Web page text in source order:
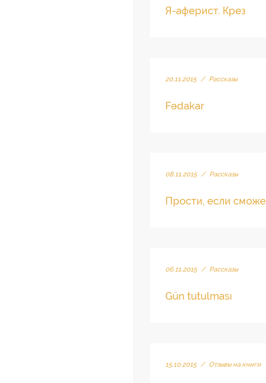
Я-аферист. Крез
20.11.2015 / Рассказы
Fədakar
08.11.2015 / Рассказы
Прости, если
06.11.2015 / Рассказы
Gün tutulması
15.10.2015 / Отзывы на книги